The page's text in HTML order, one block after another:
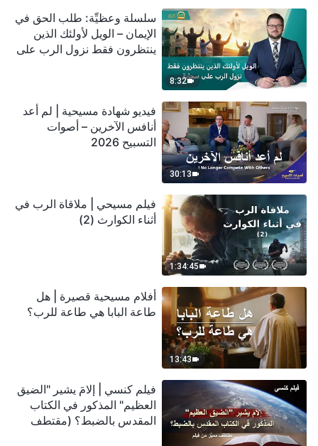
8:32
سلسلة وعظيِّة: طلب الحق في
الإيمان – الويل لأولئك الذين
ينتظرون فقط نزول الرب على
30:13
فيديو شهادة مسيحية | لم أعد
أنافس الآخرين – أصوات
التسبيح 2026
1:34:45
فيلم مسيحي | ملاقاة الرب في
أثناء الكوارث (2)
13:43
أفلام مسيحية قصيرة | هل
طاعة البابا هي طاعة للرب؟
فيلم كنسي | إلامَ يشير "الضيق
العظيم" المذكور في الكتاب
المقدس بالضبط؟ (مقتطف